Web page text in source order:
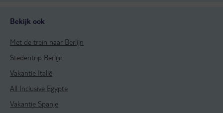
Bekijk ook
Met de trein naar Berlijn
Stedentrip Berlijn
Vakantie Italië
All Inclusive Egypte
Vakantie Spanje